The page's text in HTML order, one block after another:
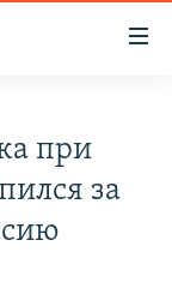
при
за